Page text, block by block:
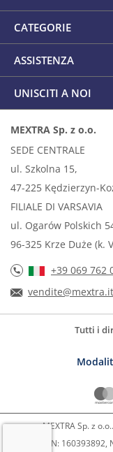
CATEGORIE
ASSISTENZA
UNISCITI A NOI
MEXTRA Sp. z o.o.
SEDE CENTRALE
ul. Szkolna 15,
47-225 Kędzierzyn-
FILIALE DI VARSAVIA
ul. Ogarów Polskich
96-325 Krze Duże (k.
+39 069 762
vendite@mextra.it
Tutti i
MEXTRA Sp. z
REGON: